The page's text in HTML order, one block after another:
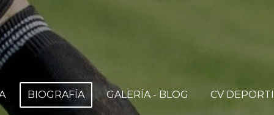
BIOGRAFÍA GALERÍA - BLOG CV